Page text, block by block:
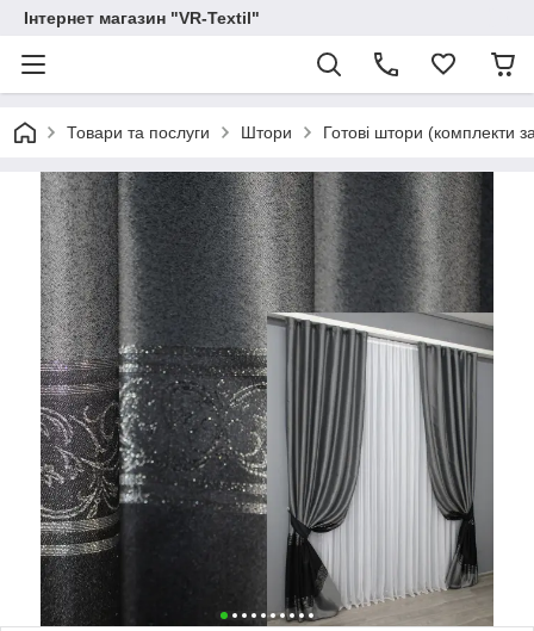
Інтернет магазин "VR-Textil"
Товари та послуги Штори Готові штори (комплекти